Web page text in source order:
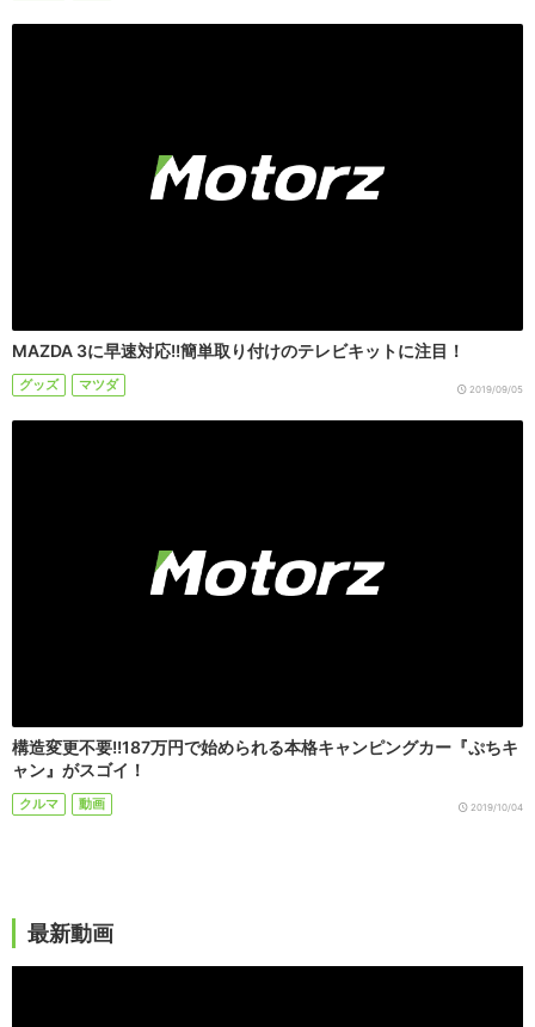
MAZDA 3に早速対応!!簡単取り付けのテレビキットに注目！
グッズ マツダ 2019/09/05
構造変更不要!!187万円で始められる本格キャンピングカー『ぷちキ
ャン』がスゴイ！
クルマ 動画 2019/10/04
最新動画